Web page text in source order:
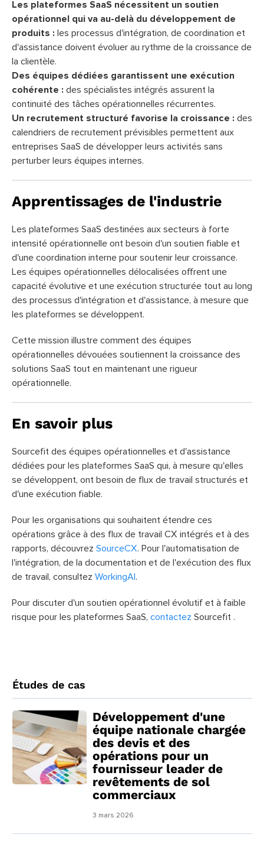
Les plateformes SaaS nécessitent un soutien
opérationnel qui va au-delà du développement de
produits : les processus d'intégration, de coordination et
d'assistance doivent évoluer au rythme de la croissance de
la clientèle.
Des équipes dédiées garantissent une exécution
cohérente : des spécialistes intégrés assurent la
continuité des tâches opérationnelles récurrentes.
Un recrutement structuré favorise la croissance : des
calendriers de recrutement prévisibles permettent aux
entreprises SaaS de développer leurs activités sans
perturber leurs équipes internes.
Apprentissages de l'industrie
Les plateformes SaaS destinées aux secteurs à forte
intensité opérationnelle ont besoin d'un soutien fiable et
d'une coordination interne pour soutenir leur croissance.
Les équipes opérationnelles délocalisées offrent une
capacité évolutive et une exécution structurée tout au long
des processus d'intégration et d'assistance, à mesure que
les plateformes se développent.
Cette mission illustre comment des équipes
opérationnelles dévouées soutiennent la croissance des
solutions SaaS tout en maintenant une rigueur
opérationnelle.
En savoir plus
Sourcefit des équipes opérationnelles et d'assistance
dédiées pour les plateformes SaaS qui, à mesure qu'elles
se développent, ont besoin de flux de travail structurés et
d'une exécution fiable.
Pour les organisations qui souhaitent étendre ces
opérations grâce à des flux de travail CX intégrés et à des
rapports, découvrez SourceCX. Pour l'automatisation de
l'intégration, de la documentation et de l'exécution des flux
de travail, consultez WorkingAI.
Pour discuter d'un soutien opérationnel évolutif et à faible
risque pour les plateformes SaaS, contactez Sourcefit .
Études de cas
Développement d'une
équipe nationale chargée
des devis et des
opérations pour un
fournisseur leader de
revêtements de sol
commerciaux
3 mars 2026